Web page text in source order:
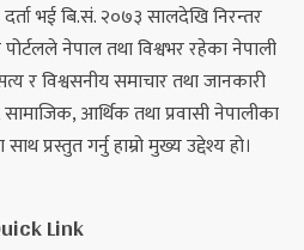
भई बि.सं. २०७३ सालदेखि निरन्तर
पोर्टलले नेपाल तथा विश्वभर रहेका नेपाली
र विश्वसनीय समाचार तथा जानकारी
सामाजिक, आर्थिक तथा प्रवासी नेपालीका
प्रस्तुत गर्नु हाम्रो मुख्य उद्देश्य हो।
Link